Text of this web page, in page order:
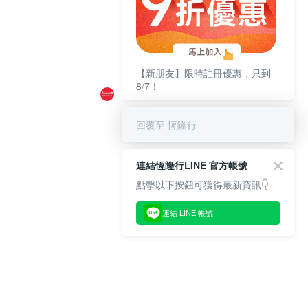
【新朋友】限時註冊優惠，只到
8/7！
回覆至 恆隆行
連結恆隆行LINE 官方帳號
點擊以下按鈕可獲得最新資訊👇
連結 LINE 帳號